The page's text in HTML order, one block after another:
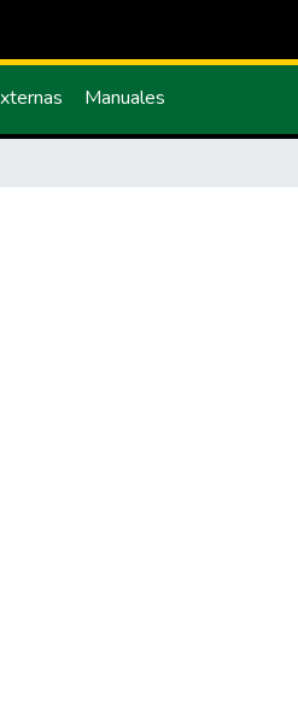
Manuales